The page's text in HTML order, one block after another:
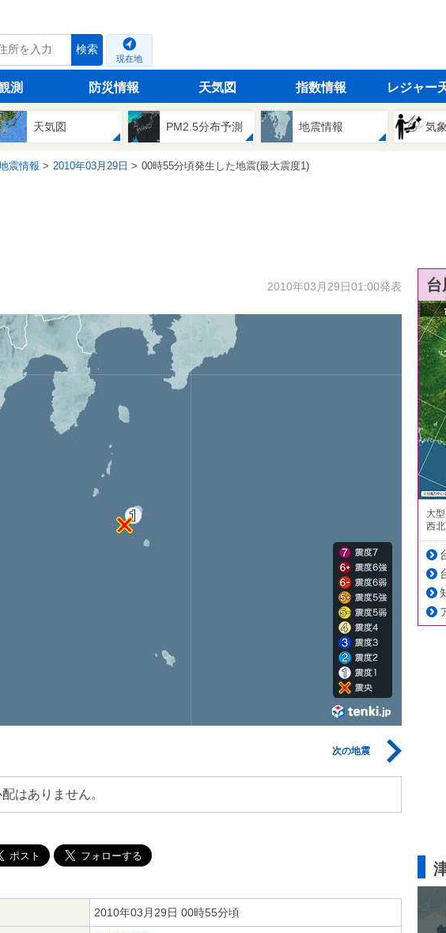
検索
現在地
測 防災情報 天気図 指数情報 レジャー
天気図 PM2.5分布予測 地震情報 気
震情報 2010年03月29日 00時55分頃発生した地震(最大震度1)
2010年03月29日01:00発表
次の地震
はありません。
2010年03月29日 00時55分頃
大
西